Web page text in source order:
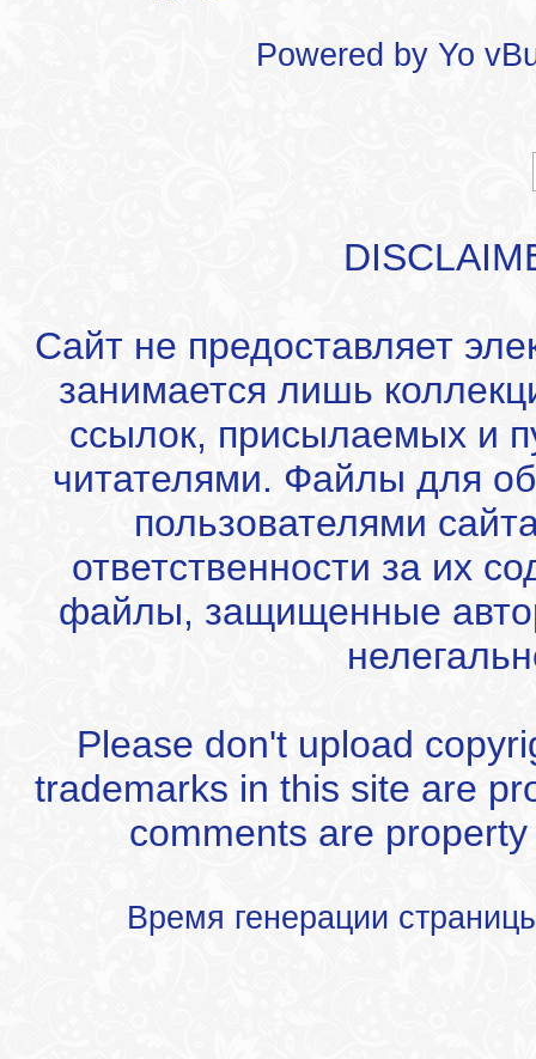
Powered by Yo
Сайт не предоставляет
занимается лишь
ссылок, присылаемых и
читателями. Файлы для
пользователями
ответственности за их
файлы, защищенные
Please don't upload
trademarks in this site are
comments are
Время генерации